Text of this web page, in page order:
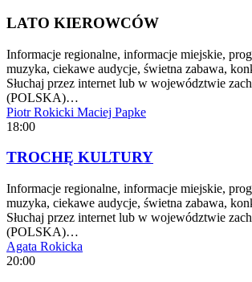
LATO KIEROWCÓW
Informacje regionalne, informacje miejskie,
muzyka, ciekawe audycje, świetna zabawa,
Słuchaj przez internet lub w województwie
(POLSKA)…
Piotr Rokicki Maciej Papke
18:00
TROCHĘ KULTURY
Informacje regionalne, informacje miejskie,
muzyka, ciekawe audycje, świetna zabawa,
Słuchaj przez internet lub w województwie
(POLSKA)…
Agata Rokicka
20:00